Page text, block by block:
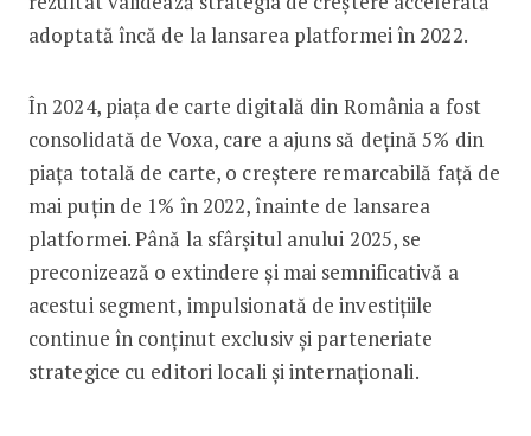
adoptată încă de la lansarea platformei în 2022.
În 2024, piața de carte digitală din România a fost
consolidată de Voxa, care a ajuns să dețină 5% din
piața totală de carte, o creștere remarcabilă față de
mai puțin de 1% în 2022, înainte de lansarea
platformei. Până la sfârșitul anului 2025, se
preconizează o extindere și mai semnificativă a
acestui segment, impulsionată de investițiile
continue în conținut exclusiv și parteneriate
strategice cu editori locali și internaționali.